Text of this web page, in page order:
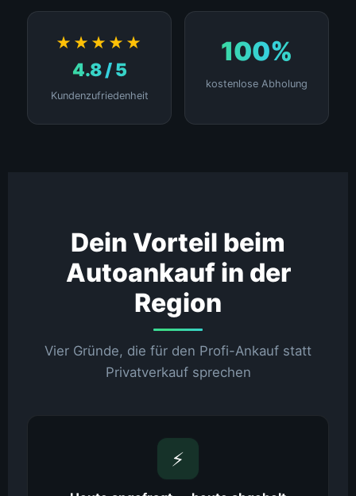
★★★★★
4.8 / 5
Kundenzufriedenheit
100%
kostenlose Abholung
Dein Vorteil beim
Autoankauf in der
Region
Vier Gründe, die für den Profi-Ankauf statt
Privatverkauf sprechen
⚡